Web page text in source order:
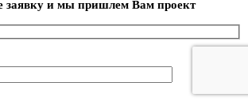
заявку и мы пришлем Вам проект